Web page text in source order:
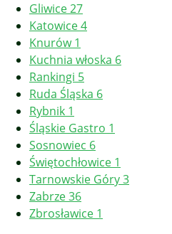
Gliwice27
Katowice4
Knurów1
Kuchnia włoska 6
Rankingi 5
Ruda Śląska 6
Rybnik 1
Śląskie Gastro 1
Sosnowiec 6
Świętochłowice 1
Tarnowskie Góry3
Zabrze36
Zbrosławice 1